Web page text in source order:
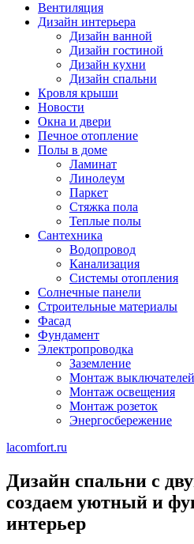
Вентиляция
Дизайн интерьера
Дизайн ванной
Дизайн гостиной
Дизайн кухни
Дизайн спальни
Кровля крыши
Новости
Окна и двери
Печное отопление
Полы в доме
Ламинат
Линолеум
Паркет
Стяжка пола
Теплые полы
Сантехника
Водопровод
Канализация
Системы отопления
Солнечные панели
Строительные материалы
Фасад
Фундамент
Электропроводка
Заземление
Монтаж выключателей
Монтаж освещения
Монтаж розеток
Энергосбережение
lacomfort.ru
Дизайн спальни с
создаем уютный и
интерьер